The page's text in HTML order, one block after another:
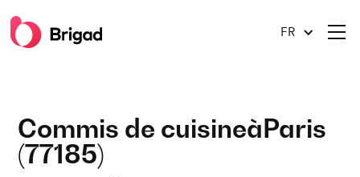
FR
Commis de cuisineàParis
(77185)